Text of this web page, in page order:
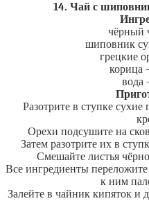
14. Чай с
чёрный
шиповник
грецкие
корица
вода
Разотрите в ступке
Орехи подсушите на
Затем разотрите их в
Смешайте листья
Все ингредиенты
к ним
Залейте в чайник кипяток и